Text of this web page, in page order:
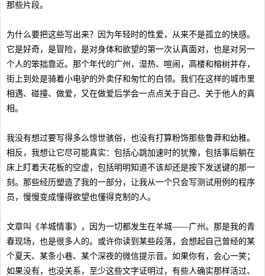
那些片段。
为什么要把这些写出来？因为年轻时的性爱，从来不是孤立的快感。
它是好奇，是冒险，是对身体和欲望的第一次认真面对，也是对另一
个人的笨拙靠近。那个年代的广州，湿热、喧闹，高楼和榕树并存，
街上到处是骑着小电驴的外卖仔和匆忙的白领。我们在这样的城市里
相遇、碰撞、做爱，又在做爱后学会一点点关于自己、关于他人的真
相。
我没有想过要写得多么惊世骇俗，也没有打算粉饰那些鲁莽和幼稚。
相反，我想让它尽可能真实：包括心跳加速时的犹豫，包括事后躺在
床上盯着天花板的空虚，包括明明知道不该却还是按下发送键的那一
刻。那些经历塑造了我的一部分，让我从一个只会写测试用例的程序
员，慢慢变成懂得欲望也懂得克制的人。
文章叫《羊城情事》，因为一切都发生在羊城——广州。那是我的青
春现场，也是很多人的。或许你读到某些段落，会想起自己曾经的某
个夏天、某条小巷、某个深夜的微信提示音。如果你有，会心一笑；
如果没有，也没关系，至少这些文字证明过，有些人确实那样活过、